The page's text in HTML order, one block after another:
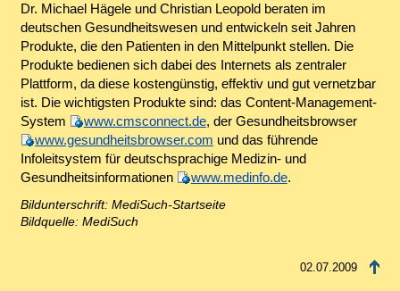
Dr. Michael Hägele und Christian Leopold beraten im
deutschen Gesundheitswesen und entwickeln seit Jahren
Produkte, die den Patienten in den Mittelpunkt stellen. Die
Produkte bedienen sich dabei des Internets als zentraler
Plattform, da diese kostengünstig, effektiv und gut vernetzbar
ist. Die wichtigsten Produkte sind: das Content-Management-
System
www.cmsconnect.de, der Gesundheitsbrowser
www.gesundheitsbrowser.com und das führende
Infoleitsystem für deutschsprachige Medizin- und
Gesundheitsinformationen
www.medinfo.de.
Bildunterschrift: MediSuch-Startseite
Bildquelle: MediSuch
02.07.2009